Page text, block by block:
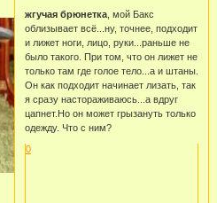
жгучая брюнетка, мой Бакс
облизывает всё...ну, точнее, подходит
и лижет ноги, лицо, руки...раньше не
было такого. При том, что он лижет не
только там где голое тело...а и штаны.
Он как подходит начинает лизать, так
я сразу настораживаюсь...а вдруг
цапнет.Но он может грызануть только
одежду. Что с ним?
0